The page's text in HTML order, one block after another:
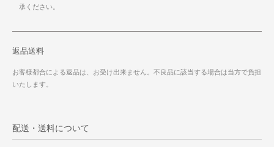
承ください。
返品送料
お客様都合による返品は、お受け出来ません。不良品に該当する場合は当方で負担
いたします。
配送・送料について